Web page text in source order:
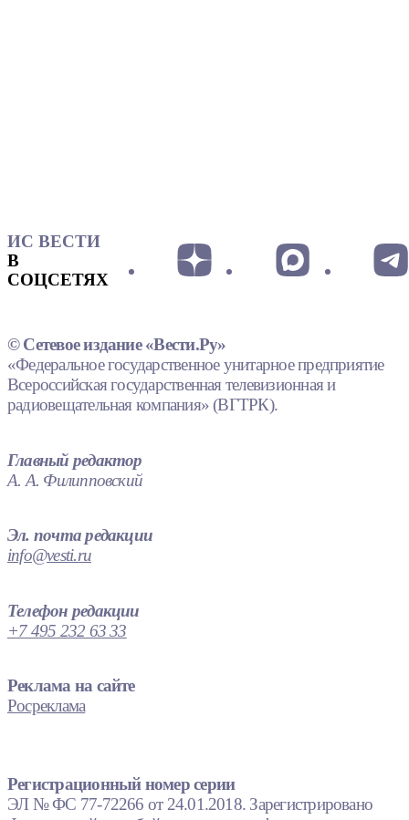
ИС ВЕСТИ
В
СОЦСЕТЯХ
© Сетевое издание «Вести.Ру»
«Федеральное государственное унитарное предприятие
Всероссийская государственная телевизионная и
радиовещательная компания» (ВГТРК).
Главный редактор
А. А. Филипповский
Эл. почта редакции
info@vesti.ru
Телефон редакции
+7 495 232 63 33
Реклама на сайте
Росреклама
Регистрационный номер серии
ЭЛ № ФС 77-72266 от 24.01.2018. Зарегистрировано